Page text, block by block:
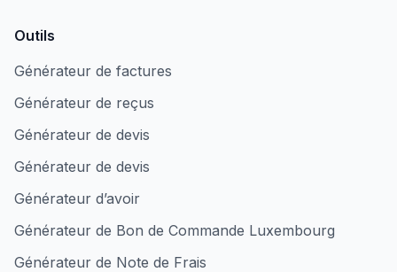
Outils
Générateur de factures
Générateur de reçus
Générateur de devis
Générateur de devis
Générateur d’avoir
Générateur de Bon de Commande Luxembourg
Générateur de Note de Frais